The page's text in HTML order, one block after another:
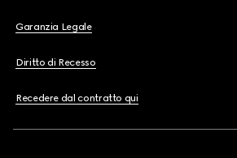
Garanzia Legale
Diritto di Recesso
Recedere dal contratto qui